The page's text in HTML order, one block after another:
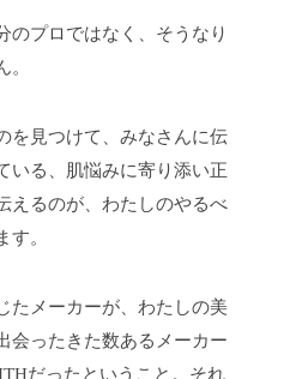
のプロではなく、そうなり
。
を見つけて、みなさんに伝
いる、肌悩みに寄り添い正
えるのが、わたしのやるべ
す。
たメーカーが、わたしの美
会ったきた数あるメーカー
だったということ。それ